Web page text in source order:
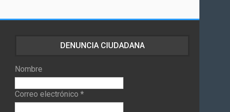
DENUNCIA CIUDADANA
Nombre
Correo electrónico *